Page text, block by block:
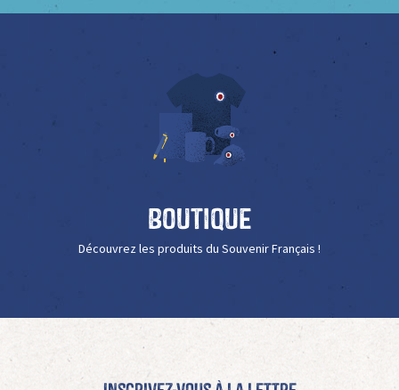
Boutique
Découvrez les produits du Souvenir Français !